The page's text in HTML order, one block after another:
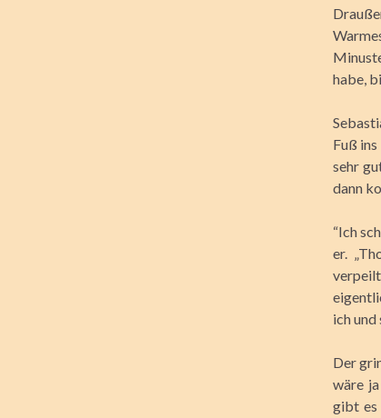
habe,
Fuß
sehr
dann
“Ich
er.
ich und
Der
wäre
gibt es